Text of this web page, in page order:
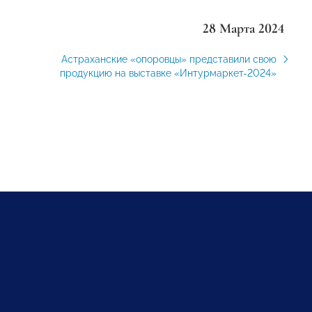
28 Марта 2024
Астраханские «опоровцы» представили свою
продукцию на выставке «Интурмаркет-2024»